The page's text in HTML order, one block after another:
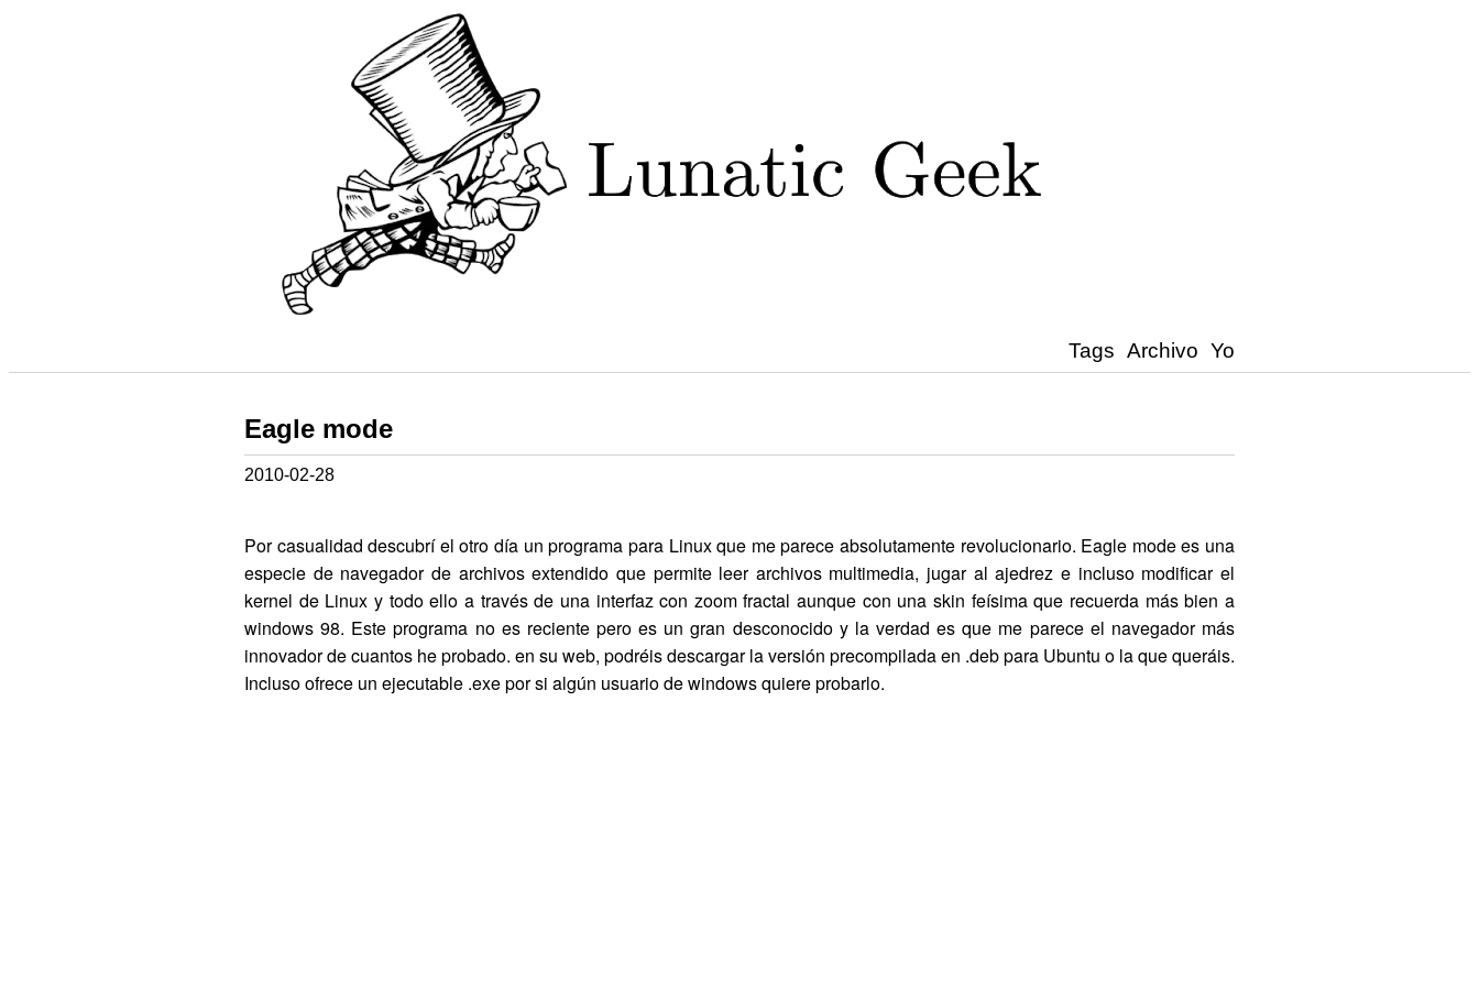
Tags Archivo Yo
Eagle mode
2010-02-28
Por casualidad descubrí el otro día un programa para Linux que me parece absolutamente revolucionario. Eagle mode es una
especie de navegador de archivos extendido que permite leer archivos multimedia, jugar al ajedrez e incluso modificar el
kernel de Linux y todo ello a través de una interfaz con zoom fractal aunque con una skin feísima que recuerda más bien a
windows 98. Este programa no es reciente pero es un gran desconocido y la verdad es que me parece el navegador más
innovador de cuantos he probado. en su web, podréis descargar la versión precompilada en .deb para Ubuntu o la que queráis.
Incluso ofrece un ejecutable .exe por si algún usuario de windows quiere probarlo.